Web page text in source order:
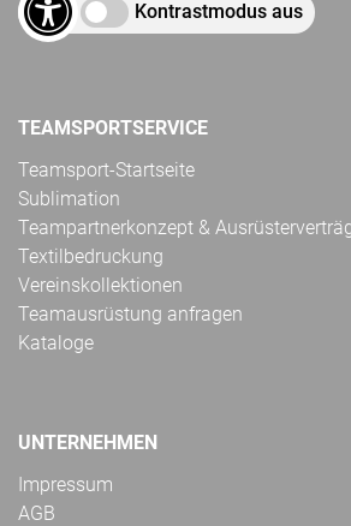
Kontrastmodus aus
TEAMSPORTSERVICE
Teamsport-Startseite
Sublimation
Teampartnerkonzept &
Textilbedruckung
Vereinskollektionen
Teamausrüstung anfragen
Kataloge
UNTERNEHMEN
Impressum
AGB